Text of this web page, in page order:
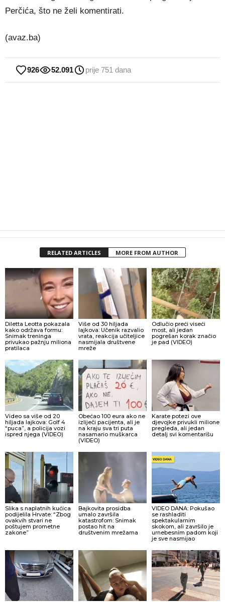
Perčića, što ne želi komentirati.
(avaz.ba)
926 52.091 prije 751 dana
RELATED ARTICLES MORE FROM AUTHOR
Diletta Leotta pokazala
kako održava formu:
Snimak treninga
privukao pažnju miliona
pratilaca
Više od 30 hiljada
lajkova: Učenik razvalio
vrata, reakcija učiteljice
nasmijala društvene
mreže
Odlučio preći viseći
most, ali jedan
pogrešan korak značio
je pad (VIDEO)
Video sa više od 20
hiljada lajkova: Golf 4
“puca”, a policija vozi
ispred njega (VIDEO)
Obećao 100 eura ako ne
izliječi pacijenta, ali je
na kraju sva tri puta
nasamario muškarca
(VIDEO)
Karate potezi ove
djevojke privukli milione
pregleda, ali jedan
detalj svi komentarišu
Slika s naplatnih kućica
podijelila Hrvate: “Zbog
ovakvih stvari ne
poštujem prometne
zakone”
Bajkovita prosidba
umalo završila
katastrofom: Snimak
postao hit na
društvenim mrežama
VIDEO DANA: Pokušao
se rashladiti
spektakularnim
skokom, ali završilo je
urnebesnim padom koji
je sve nasmijao